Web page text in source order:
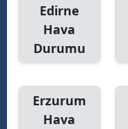
Edirne
Hava
Durumu
Erzurum
Hava